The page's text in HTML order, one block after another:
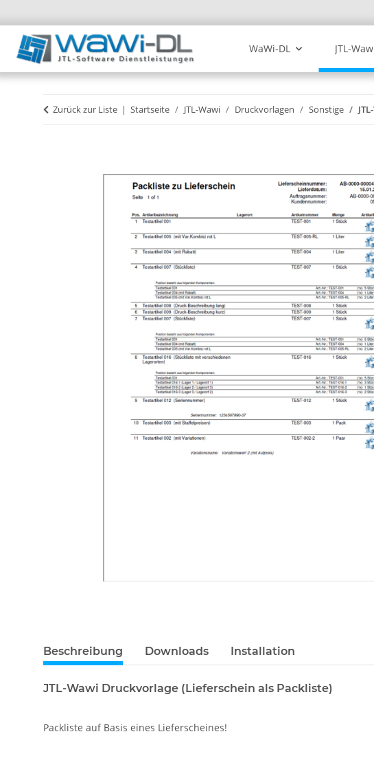
WaWi-DL JTL-
Zurück zur Liste Startseite JTL-Wawi Druckvorlagen Sonstige
Beschreibung Downloads Installation
JTL-Wawi Druckvorlage (Lieferschein als Packliste)
Packliste auf Basis eines Lieferscheines!